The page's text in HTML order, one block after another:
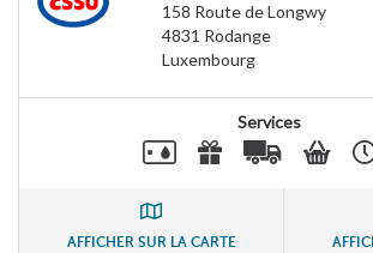
158 Route de Longwy
4831 Rodange
Luxembourg
Services
AFFICHER SUR LA CARTE